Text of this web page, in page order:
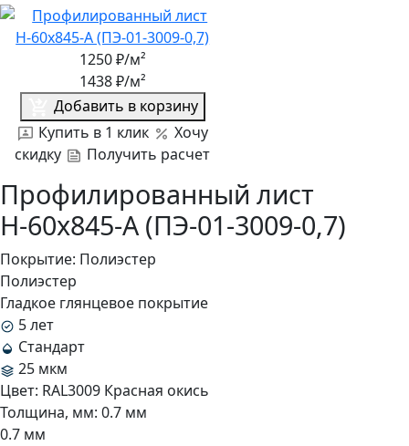
1250₽/м²
1438₽/м²
Добавить в корзину
Купить в 1 клик
Хочу
скидку
Получить расчет
Профилированный лист
Н-60x845-A (ПЭ-01-3009-0,7)
Покрытие: Полиэстер
Полиэстер
Гладкое глянцевое покрытие
5 лет
Стандарт
25 мкм
Цвет: RAL3009 Красная окись
Толщина, мм: 0.7 мм
0.7 мм